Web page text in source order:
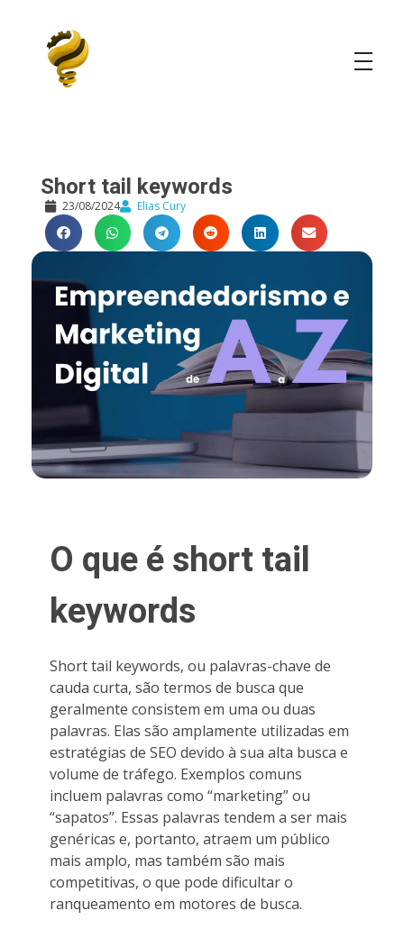
Short tail keywords
23/08/2024 Elias Cury
O que é short tail
keywords
Short tail keywords, ou palavras-chave de
cauda curta, são termos de busca que
geralmente consistem em uma ou duas
palavras. Elas são amplamente utilizadas em
estratégias de SEO devido à sua alta busca e
volume de tráfego. Exemplos comuns
incluem palavras como “marketing” ou
“sapatos”. Essas palavras tendem a ser mais
genéricas e, portanto, atraem um público
mais amplo, mas também são mais
competitivas, o que pode dificultar o
ranqueamento em motores de busca.